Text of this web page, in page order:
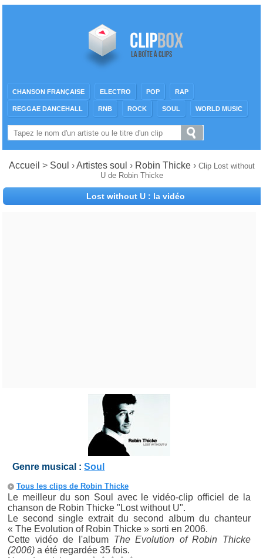
CHANSON FRANÇAISE ELECTRO POP RAP
REGGAE DANCEHALL RNB ROCK SOUL WORLD MUSIC
Accueil > Soul ›Artistes soul › Robin Thicke › Clip Lost without
U de Robin Thicke
Lost without U : la vidéo
Genre musical :Soul
Tous les clips de Robin Thicke
Le meilleur du son Soul avec le vidéo-clip officiel de la
chanson de Robin Thicke "Lost without U".
Le second single extrait du second album du chanteur
« The Evolution of Robin Thicke » sorti en 2006.
Cette vidéo de l'album The Evolution of Robin Thicke
(2006) a été regardée 35 fois.